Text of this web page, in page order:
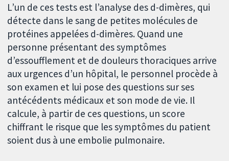
L’un de ces tests est l’analyse des d-dimères, qui
détecte dans le sang de petites molécules de
protéines appelées d-dimères. Quand une
personne présentant des symptômes
d’essoufflement et de douleurs thoraciques arrive
aux urgences d’un hôpital, le personnel procède à
son examen et lui pose des questions sur ses
antécédents médicaux et son mode de vie. Il
calcule, à partir de ces questions, un score
chiffrant le risque que les symptômes du patient
soient dus à une embolie pulmonaire.